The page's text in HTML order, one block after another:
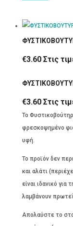
€3.60 Στις
€3.60 Στις
Το
φρεσκοψημένο
υφή.
Το προϊόν δεν
και αλάτι
είναι ιδανικό
λαμβάνουν
Απολαύστε το